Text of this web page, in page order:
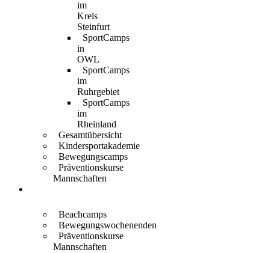
im
Kreis
Steinfurt
SportCamps
in
OWL
SportCamps
im
Ruhrgebiet
SportCamps
im
Rheinland
Gesamtübersicht
Kindersportakademie
Bewegungscamps
Präventionskurse
Mannschaften
Beachcamps
Bewegungswochenenden
Präventionskurse
Mannschaften